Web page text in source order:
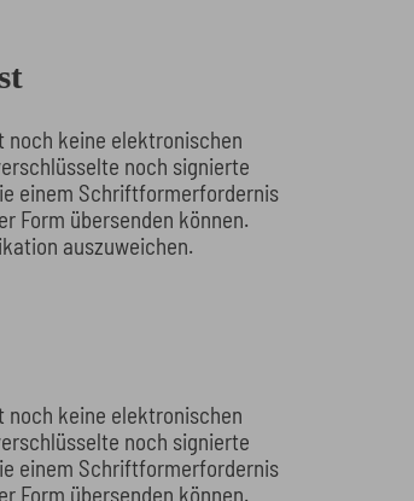
noch keine elektronischen
noch signierte
einem Schriftformerfordernis
Form übersenden können.
auszuweichen.
noch keine elektronischen
noch signierte
einem Schriftformerfordernis
Form übersenden können.